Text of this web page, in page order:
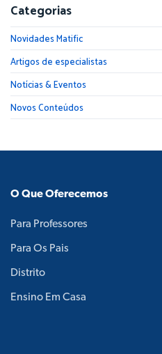
Categorias
Novidades Matific
Artigos de especialistas
Notícias & Eventos
Novos Conteúdos
O Que Oferecemos
Para Professores
Para Os Pais
Distrito
Ensino Em Casa